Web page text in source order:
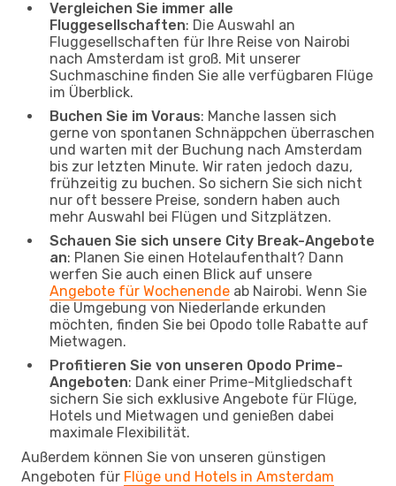
Vergleichen Sie immer alle
Fluggesellschaften: Die Auswahl an
Fluggesellschaften für Ihre Reise von Nairobi
nach Amsterdam ist groß. Mit unserer
Suchmaschine finden Sie alle verfügbaren Flüge
im Überblick.
Buchen Sie im Voraus: Manche lassen sich
gerne von spontanen Schnäppchen überraschen
und warten mit der Buchung nach Amsterdam
bis zur letzten Minute. Wir raten jedoch dazu,
frühzeitig zu buchen. So sichern Sie sich nicht
nur oft bessere Preise, sondern haben auch
mehr Auswahl bei Flügen und Sitzplätzen.
Schauen Sie sich unsere City Break-Angebote
an: Planen Sie einen Hotelaufenthalt? Dann
werfen Sie auch einen Blick auf unsere
Angebote für Wochenende ab Nairobi. Wenn Sie
die Umgebung von Niederlande erkunden
möchten, finden Sie bei Opodo tolle Rabatte auf
Mietwagen.
Profitieren Sie von unseren Opodo Prime-
Angeboten: Dank einer Prime-Mitgliedschaft
sichern Sie sich exklusive Angebote für Flüge,
Hotels und Mietwagen und genießen dabei
maximale Flexibilität.
Außerdem können Sie von unseren günstigen
Angeboten für Flüge und Hotels in Amsterdam